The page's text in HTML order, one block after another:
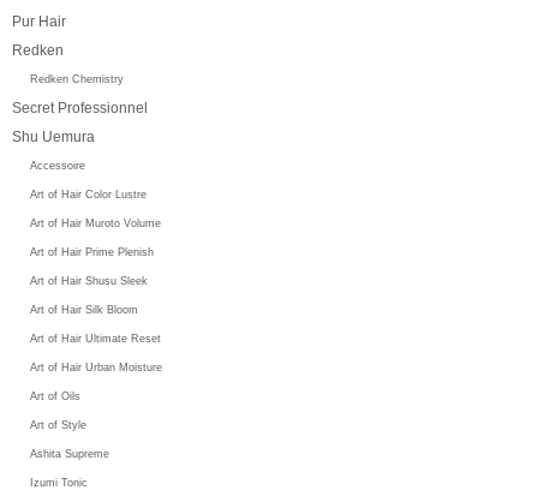
Pur Hair
Redken
Redken Chemistry
Secret Professionnel
Shu Uemura
Accessoire
Art of Hair Color Lustre
Art of Hair Muroto Volume
Art of Hair Prime Plenish
Art of Hair Shusu Sleek
Art of Hair Silk Bloom
Art of Hair Ultimate Reset
Art of Hair Urban Moisture
Art of Oils
Art of Style
Ashita Supreme
Izumi Tonic